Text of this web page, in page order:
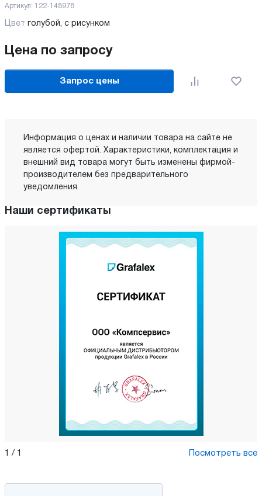
Артикул: 122-148978
Цвет голубой, с рисунком
Цена по запросу
Запрос цены
Информация о ценах и наличии товара на сайте не
является офертой. Характеристики, комплектация и
внешний вид товара могут быть изменены фирмой-
производителем без предварительного
уведомления.
Наши сертификаты
1 / 1 Посмотреть все